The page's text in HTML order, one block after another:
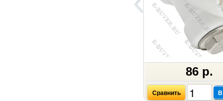
86 р.
Сравнить В